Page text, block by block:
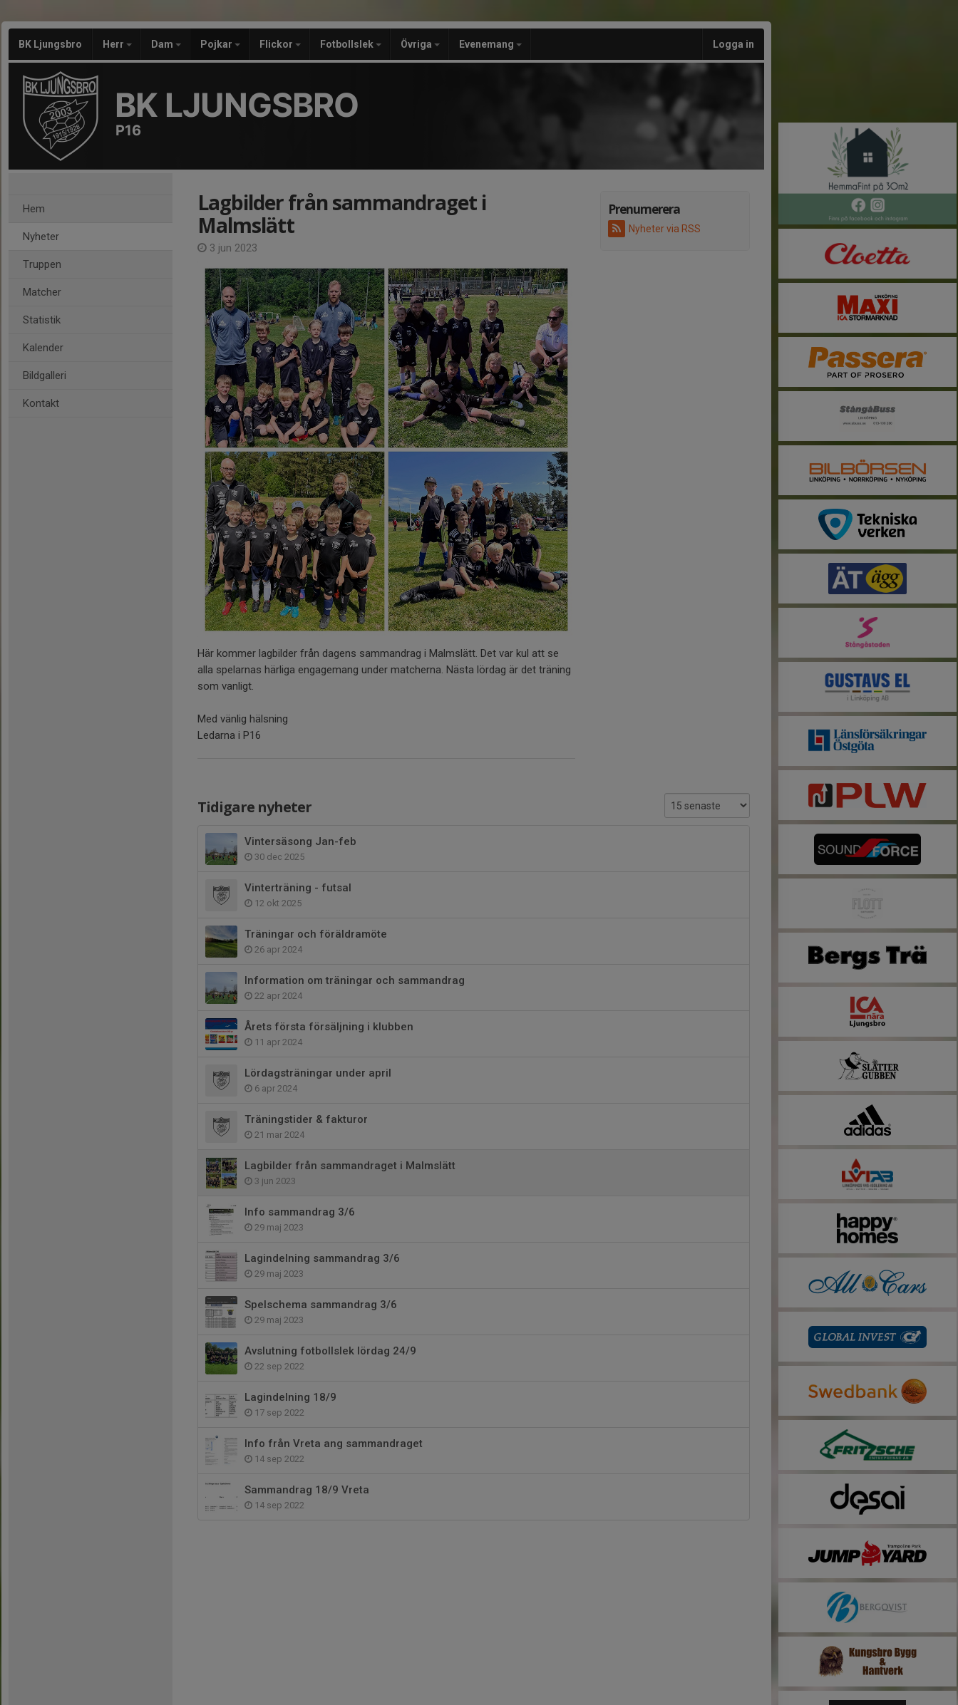
BK Ljungsbro Herr Dam Pojkar Flickor Fotbollslek Övriga Evenemang Logga in
BK LJUNGSBRO
P16
Hem
Nyheter
Truppen
Matcher
Statistik
Kalender
Bildgalleri
Kontakt
Prenumerera
Nyheter via RSS
Lagbilder från sammandraget i
Malmslätt
3 jun 2023
Här kommer lagbilder från dagens sammandrag i Malmslätt. Det var kul att se
alla spelarnas härliga engagemang under matcherna. Nästa lördag är det träning
som vanligt.
Med vänlig hälsning
Ledarna i P16
Tidigare nyheter
Vintersäsong Jan-feb
30 dec 2025
Vinterträning - futsal
12 okt 2025
Träningar och föräldramöte
26 apr 2024
Information om träningar och sammandrag
22 apr 2024
Årets första försäljning i klubben
11 apr 2024
Lördagsträningar under april
6 apr 2024
Träningstider & fakturor
21 mar 2024
Lagbilder från sammandraget i Malmslätt
3 jun 2023
Info sammandrag 3/6
29 maj 2023
Lagindelning sammandrag 3/6
29 maj 2023
Spelschema sammandrag 3/6
29 maj 2023
Avslutning fotbollslek lördag 24/9
22 sep 2022
Lagindelning 18/9
17 sep 2022
Info från Vreta ang sammandraget
14 sep 2022
Sammandrag 18/9 Vreta
14 sep 2022